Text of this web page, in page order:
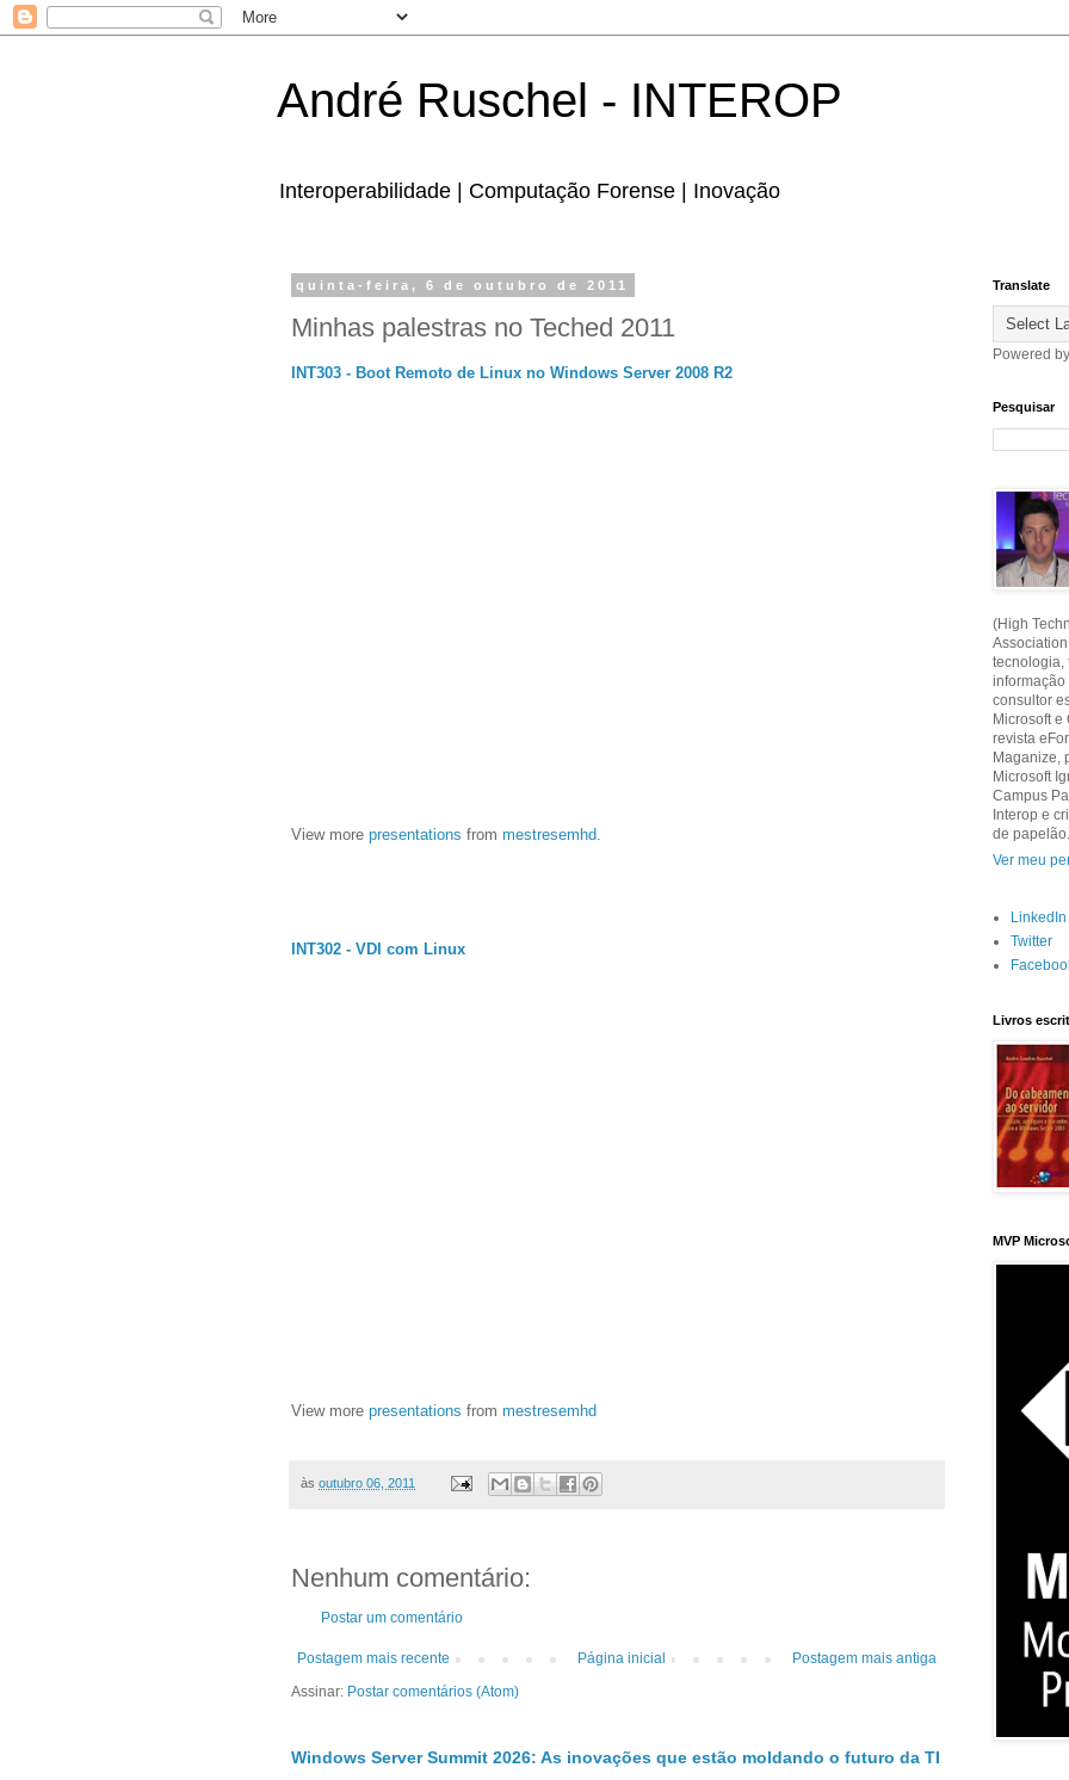
André Ruschel - INTEROP
Interoperabilidade | Computação Forense | Inovação
quinta-feira, 6 de outubro de 2011
Minhas palestras no Teched 2011
INT303 - Boot Remoto de Linux no Windows Server 2008 R2
View more presentations from mestresemhd
INT302 - VDI com Linux
View more presentations from mestresemhd
às outubro 06, 2011
Nenhum comentário:
Postar um comentário
Postagem mais recente Postagem mais antiga
Página inicial
Assinar: Postar comentários (Atom)
Windows Server Summit 2026: As inovações que estão moldando o futuro da TI
Translate
Powered
Pesquisar
(High
tecnologia,
informação
consultor
Microsoft e
revista
Maganize,
Microsoft
Campus
Interop e
de papelão.
Ver meu
LinkedIn
Twitter
Livros
MVP